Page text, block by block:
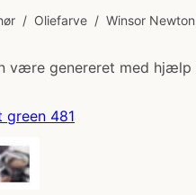
/ Oliefarve / Winsor
være genereret med hjælp